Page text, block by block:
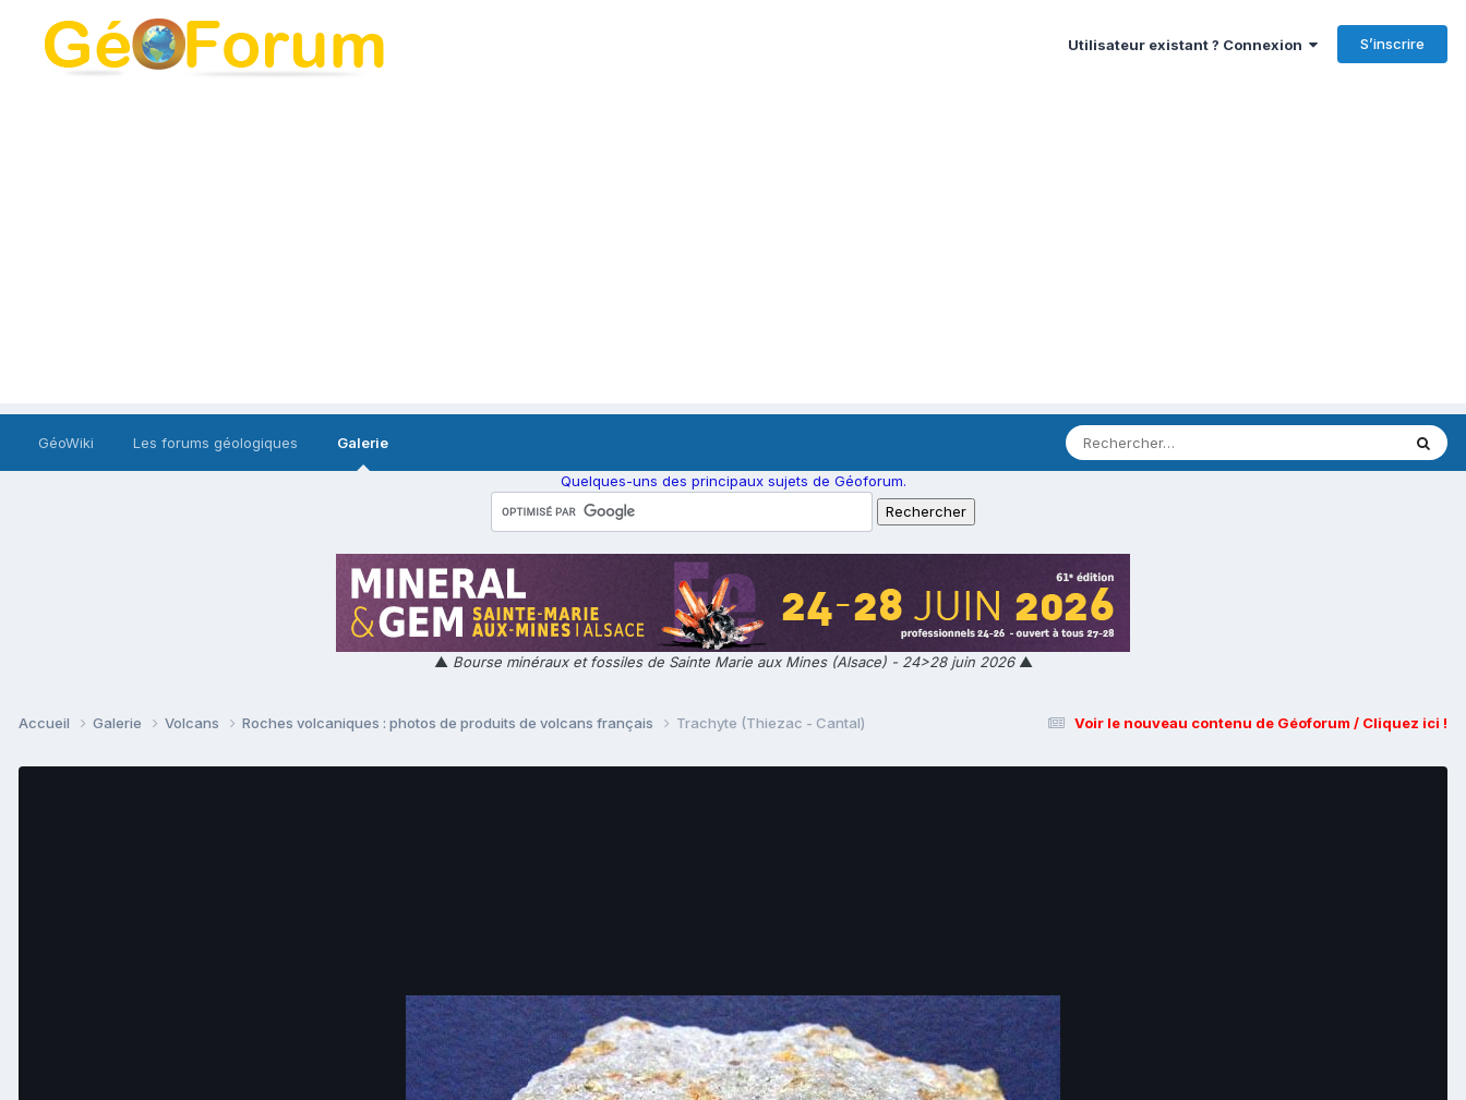
Utilisateur existant ? Connexion S’inscrire
GéoWiki Les forums géologiques Galerie
Quelques-uns des principaux sujets de Géoforum.
▲ Bourse minéraux et fossiles de Sainte Marie aux Mines (Alsace) - 24>28 juin 2026▲
Voir le nouveau contenu de Géoforum / Cliquez ici !
Accueil Galerie Volcans Roches volcaniques : photos de produits de volcans français Trachyte (Thiezac - Cantal)